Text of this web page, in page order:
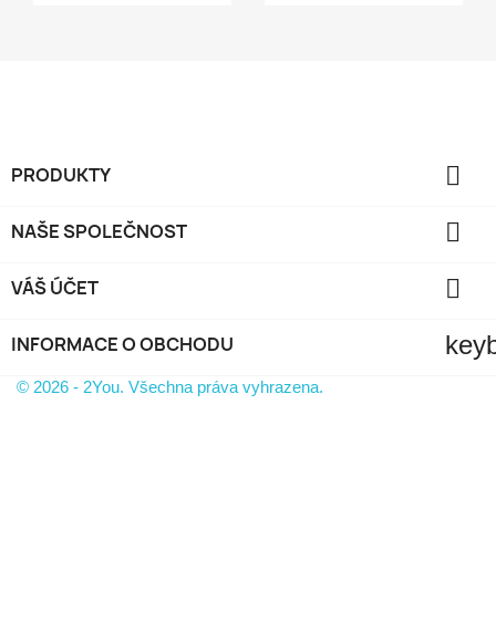
PRODUKTY 
NAŠE SPOLEČNOST 
VÁŠ ÚČET 
INFORMACE O OBCHODU
© 2026 - 2You. Všechna práva vyhrazena.